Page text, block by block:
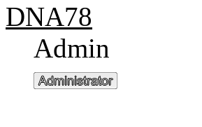
DNA78
Admin